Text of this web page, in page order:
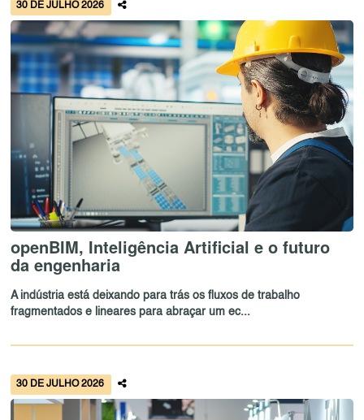
30 DE JULHO 2026
openBIM, Inteligência Artificial e o futuro
da engenharia
A indústria está deixando para trás os fluxos de trabalho
fragmentados e lineares para abraçar um ec...
30 DE JULHO 2026